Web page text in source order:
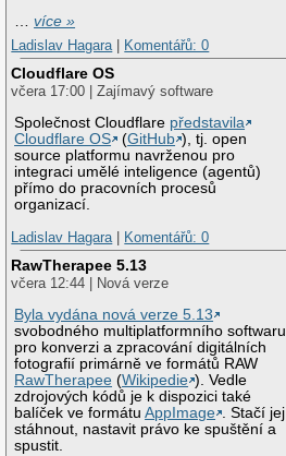
…více »
Ladislav Hagara
Komentářů: 0
Cloudflare OS
včera 17:00 | Zajímavý software
Společnost Cloudflare představila
Cloudflare OS
(GitHub ), tj. open
source platformu navrženou pro
integraci umělé inteligence (agentů)
přímo do pracovních procesů
organizací.
Ladislav Hagara
Komentářů: 0
RawTherapee 5.13
včera 12:44 | Nová verze
Byla vydána nová verze 5.13
svobodného multiplatformního softwaru
pro konverzi a zpracování digitálních
fotografií primárně ve formátů RAW
RawTherapee (Wikipedie ). Vedle
zdrojových kódů je k dispozici také
balíček ve formátuAppImage . Stačí jej
stáhnout, nastavit právo ke spuštění a
spustit.